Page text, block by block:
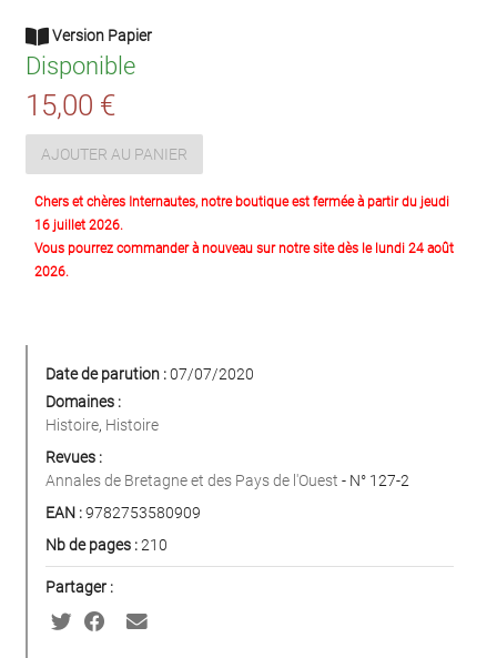
Version Papier
Disponible
15,00 €
AJOUTER AU PANIER
Chers et chères Internautes, notre boutique est fermée à partir du jeudi
16 juillet 2026.
Vous pourrez commander à nouveau sur notre site dès le lundi 24 août
2026.
Date de parution :07/07/2020
Domaines :
Histoire, Histoire
Revues :
Annales de Bretagne et des Pays de l'Ouest - N° 127-2
EAN :9782753580909
Nb de pages :210
Partager :